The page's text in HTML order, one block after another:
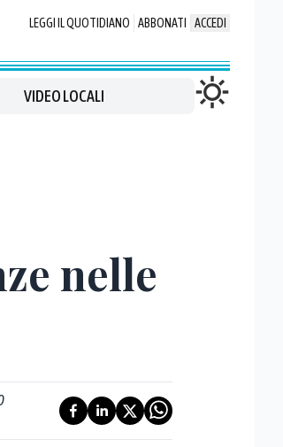
LEGGI IL QUOTIDIANO ABBONATI ACCEDI
VIDEO LOCALI
nelle